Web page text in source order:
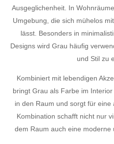
Ausgeglichenheit. In
Umgebung, die sich mühelos
lässt. Besonders in
Designs wird Grau häufig
und Stil zu
Kombiniert mit lebendigen
bringt Grau als Farbe im
in den Raum und sorgt für
Kombination schafft nicht nur
dem Raum auch eine moderne